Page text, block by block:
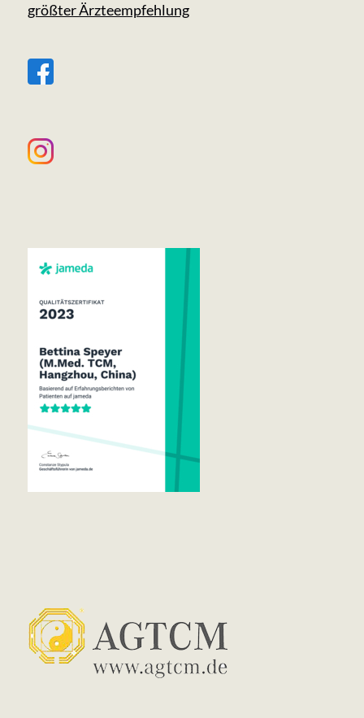
größter Ärzteempfehlung